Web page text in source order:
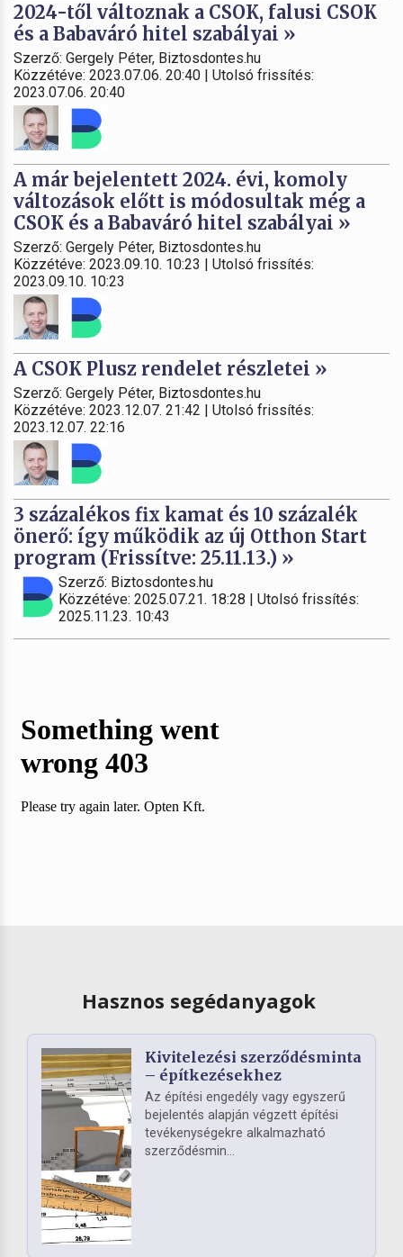
2024-től változnak a CSOK, falusi CSOK
és a Babaváró hitel szabályai »
Szerző: Gergely Péter, Biztosdontes.hu
Közzétéve: 2023.07.06. 20:40 | Utolsó frissítés:
2023.07.06. 20:40
A már bejelentett 2024. évi, komoly
változások előtt is módosultak még a
CSOK és a Babaváró hitel szabályai »
Szerző: Gergely Péter, Biztosdontes.hu
Közzétéve: 2023.09.10. 10:23 | Utolsó frissítés:
2023.09.10. 10:23
A CSOK Plusz rendelet részletei »
Szerző: Gergely Péter, Biztosdontes.hu
Közzétéve: 2023.12.07. 21:42 | Utolsó frissítés:
2023.12.07. 22:16
3 százalékos fix kamat és 10 százalék
önerő: így működik az új Otthon Start
program (Frissítve: 25.11.13.) »
Szerző: Biztosdontes.hu
Közzétéve: 2025.07.21. 18:28 | Utolsó frissítés:
2025.11.23. 10:43
Hasznos segédanyagok
Kivitelezési szerződésminta
– építkezésekhez
Az építési engedély vagy egyszerű
bejelentés alapján végzett építési
tevékenységekre alkalmazható
szerződésmin...